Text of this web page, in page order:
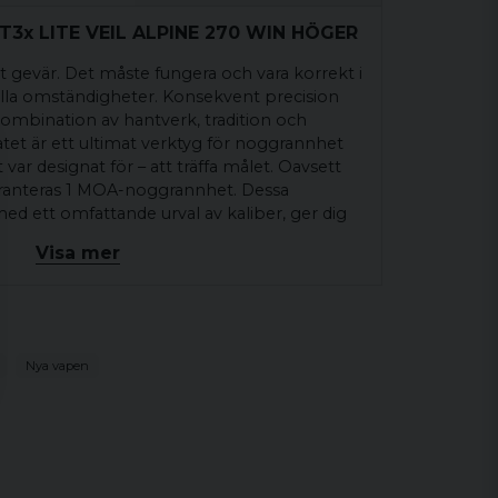
LITE VEIL ALPINE 270 WIN HÖGER
gevär. Det måste fungera och vara korrekt i
omständigheter. Konsekvent precision
av hantverk, tradition och
är ett ultimat verktyg för noggrannhet
designat för – att träffa målet. Oavsett
1 MOA-noggrannhet. Dessa
ett omfattande urval av kaliber, ger dig
När du köper en Tikka köper
har genomgått grundliga
från hela världen.
olika varianter. Du hittar varianterna via
Visa mer
Nya vapen